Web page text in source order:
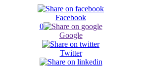
Facebook
0
Google
Twitter